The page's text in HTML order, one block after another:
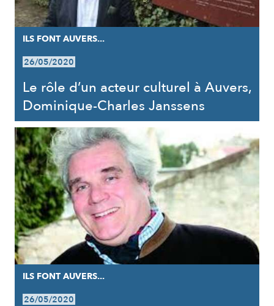
ILS FONT AUVERS...
26/05/2020
Le rôle d’un acteur culturel à Auvers,
Dominique-Charles Janssens
ILS FONT AUVERS...
26/05/2020